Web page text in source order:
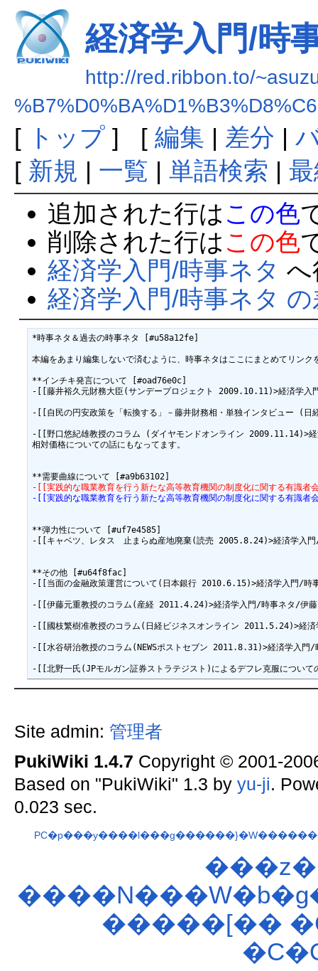
経済学入門/時
http://red.ribbon.to/
[ トップ] [ 編集 | 差分 |
[ 新規 | 一覧 | 単語検索 |
追加された行は この色
削除された行は この色
経済学入門/時事ネタ へ
経済学入門/時事ネタ
*時事ネタ＆過去の時事ネタ [#u58a12fe]
本編をあまり編集しないで済むように、時事ネタはここにまとめてリ
**インチキ発言について [#oad76e0c]
-[[藤井裕久元財務大臣(サンデープロジェクト 2009.10.11)>経済学
-[[自民の円安政策を「転換する」－藤井財務相・単独インタビュー (
-[[野口悠紀雄教授のコラム (ダイヤモンドオンライン 2009.11.14)>
相対価格についての話にもなってます。
-[[実践的な職業教育を行う新たな高等教育機関の制度化に関する有識
-[[実践的な職業教育を行う新たな高等教育機関の制度化に関する有識
**弾力性について [#uf7e4585]
-[[キャベツ、レタス　止まらぬ産地廃棄(読売 2005.8.24)>経済学入
**その他 [#u64f8fac]
-[[当面の金融政策運営について(日本銀行 2010.6.15)>経済学入門/時
-[[伊藤元重教授のコラム(産経 2011.4.24)>経済学入門/時事ネタ/伊
-[[國枝繁樹准教授のコラム(日経ビジネスオンライン 2011.5.24)>経
-[[水谷研治教授のコラム(NEWSポストセブン 2011.8.31)>経済学入
Site admin: 管理者
PukiWiki 1.4.7 Copyright © 2001-
Based on "PukiWiki" 1.3 by yu-ji.
0.023 sec.
�����[��